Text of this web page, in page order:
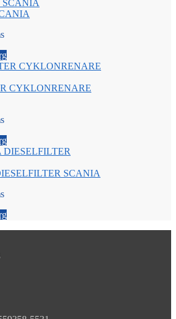
CYKLONRENARE
SCANIA